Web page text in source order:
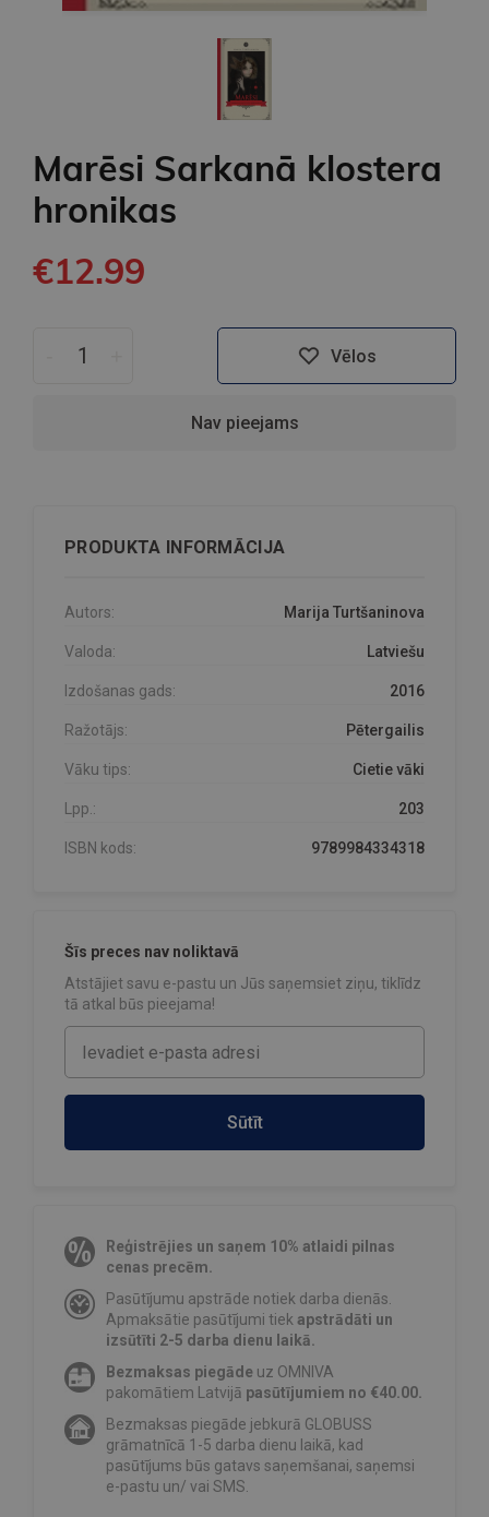
Marēsi Sarkanā klostera
hronikas
€12.99
Vēlos
Nav pieejams
PRODUKTA INFORMĀCIJA
Autors: Marija Turtšaninova
Valoda: Latviešu
Izdošanas gads: 2016
Ražotājs: Pētergailis
Vāku tips: Cietie vāki
Lpp.: 203
ISBN kods: 9789984334318
Šīs preces nav noliktavā
Atstājiet savu e-pastu un Jūs saņemsiet ziņu, tiklīdz
tā atkal būs pieejama!
Sūtīt
Reģistrējies un saņem 10% atlaidi pilnas
cenas precēm.
Pasūtījumu apstrāde notiek darba dienās.
Apmaksātie pasūtījumi tiek apstrādāti un
izsūtīti 2-5 darba dienu laikā.
Bezmaksas piegāde uz OMNIVA
pakomātiem Latvijā pasūtījumiem no €40.00.
Bezmaksas piegāde jebkurā GLOBUSS
grāmatnīcā 1-5 darba dienu laikā, kad
pasūtījums būs gatavs saņemšanai, saņemsi
e-pastu un/ vai SMS.